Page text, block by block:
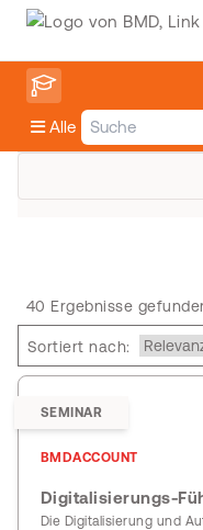
Alle
40 Ergebnisse
Sortiert nach:
SEMINAR
BMDACCOUNT
Digitalisierungs-
Die Digitalisierung und